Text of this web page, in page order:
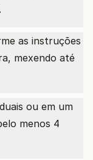
as instruções
mexendo até
ou em um
menos 4